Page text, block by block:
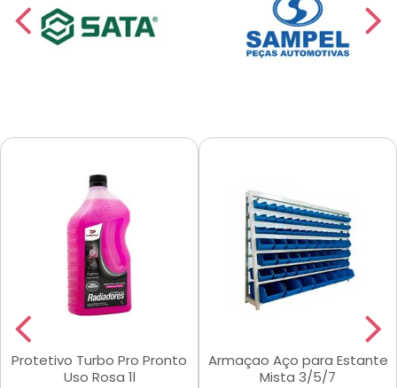
Protetivo Turbo Pro Pronto
Uso Rosa 1l
Armaçao Aço para Estante
Mista 3/5/7